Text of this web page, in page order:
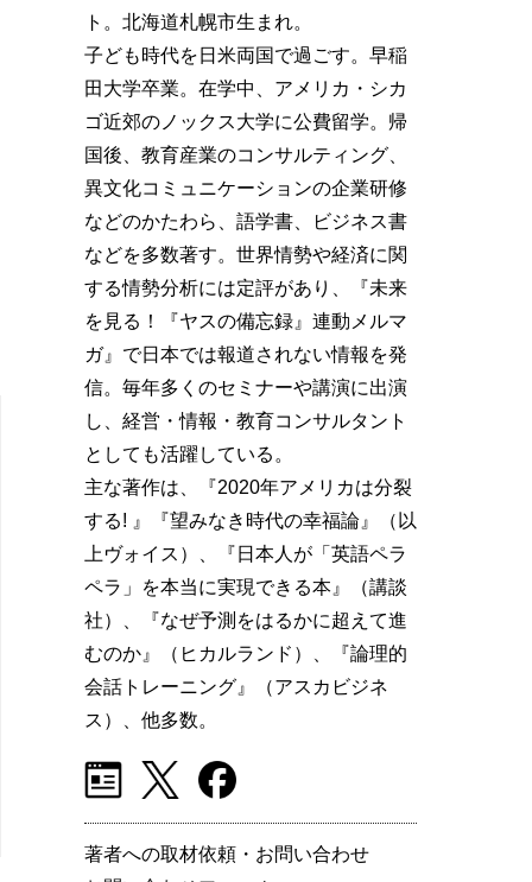
ト。北海道札幌市生まれ。
子ども時代を日米両国で過ごす。早稲
田大学卒業。在学中、アメリカ・シカ
ゴ近郊のノックス大学に公費留学。帰
国後、教育産業のコンサルティング、
異文化コミュニケーションの企業研修
などのかたわら、語学書、ビジネス書
などを多数著す。世界情勢や経済に関
する情勢分析には定評があり、『未来
を見る！『ヤスの備忘録』連動メルマ
ガ』で日本では報道されない情報を発
信。毎年多くのセミナーや講演に出演
し、経営・情報・教育コンサルタント
としても活躍している。
主な著作は、『2020年アメリカは分裂
する! 』『望みなき時代の幸福論』（以
上ヴォイス）、『日本人が「英語ペラ
ペラ」を本当に実現できる本』（講談
社）、『なぜ予測をはるかに超えて進
むのか』（ヒカルランド）、『論理的
会話トレーニング』（アスカビジネ
ス）、他多数。
著者への取材依頼・お問い合わせ